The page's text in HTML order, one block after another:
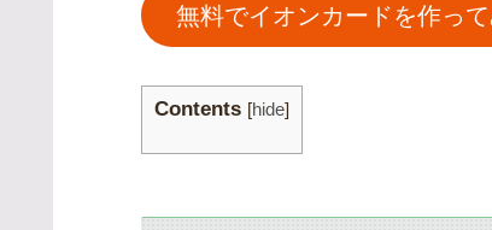
無料でイオンカードを作っ
Contents [hide]